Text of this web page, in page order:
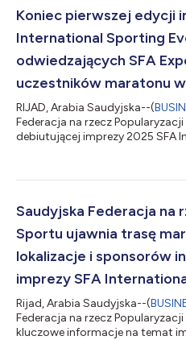
Koniec pierwszej edycji
International Sporting
odwiedzających SFA
uczestników maratonu
RIJAD, Arabia Saudyjska--(
Federacja na rzecz
debiutującej imprezy 2025 SFA
maraton w Rijadzie miał
dyspozycji interaktywne strefy
wystawy poświęcone zdrowiu...
Saudyjska Federacja na
Sportu ujawnia trasę
lokalizacje i sponsorów
imprezy SFA
Rijad, Arabia Saudyjska--(
Federacja na rzecz Popularyzacji
kluczowe informacje na temat